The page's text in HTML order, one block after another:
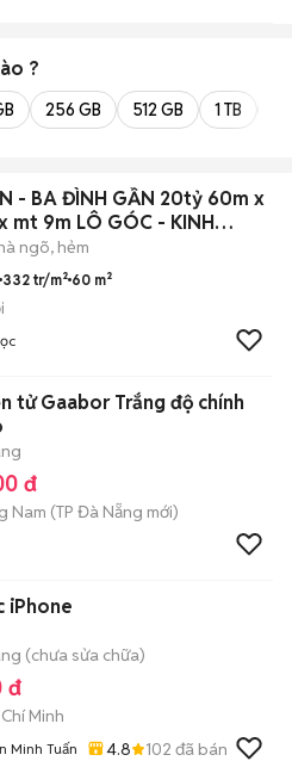
?
256 GB 512 GB 1 TB
- BA ĐÌNH GẦN 20tỷ 60m x
mt 9m LÔ GÓC - KINH
ngõ, hẻm
332 tr/m² 60 m²
tử Gaabor Trắng độ chính
đ
Nam (TP Đà Nẵng mới)
iPhone
(chưa sửa chữa)
đ
Minh
Minh Tuấn 4.8 102 đã bán